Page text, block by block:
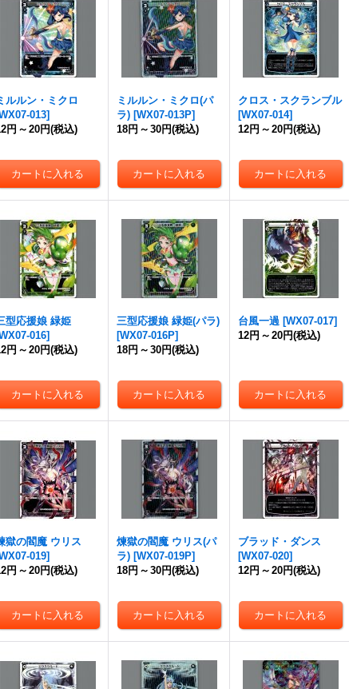
ルルン・ミクロ
013]
円 ～ 20円(税込)
ミルルン・ミクロ(パ
ラ) [WX07-013P]
18円 ～ 30円(税込)
クロス・スクランブル
[WX07-014]
12円 ～ 20円(税込)
型応援娘 緑姫
016]
円 ～ 20円(税込)
三型応援娘 緑姫(パラ)
[WX07-016P]
18円 ～ 30円(税込)
台風一過 [WX07-017]
12円 ～ 20円(税込)
獄の閻魔 ウリス
019]
円 ～ 20円(税込)
煉獄の閻魔 ウリス(パ
ラ) [WX07-019P]
18円 ～ 30円(税込)
ブラッド・ダンス
[WX07-020]
12円 ～ 20円(税込)